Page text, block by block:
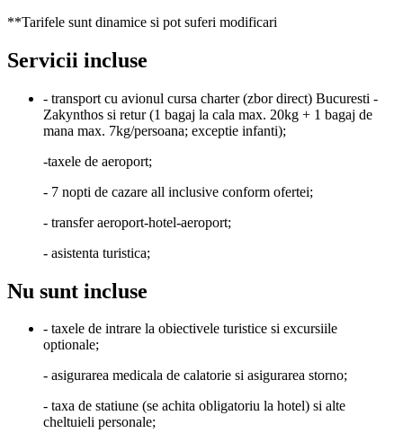
**Tarifele sunt dinamice si pot suferi modificari
Servicii incluse
- transport cu avionul cursa charter (zbor direct) Bucuresti -
Zakynthos si retur (1 bagaj la cala max. 20kg + 1 bagaj de
mana max. 7kg/persoana; exceptie infanti);
-taxele de aeroport;
- 7 nopti de cazare all inclusive conform ofertei;
- transfer aeroport-hotel-aeroport;
- asistenta turistica;
Nu sunt incluse
- taxele de intrare la obiectivele turistice si excursiile
optionale;
- asigurarea medicala de calatorie si asigurarea storno;
- taxa de statiune (se achita obligatoriu la hotel) si alte
cheltuieli personale;